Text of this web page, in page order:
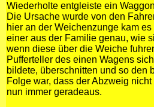
Wiederholte entgleiste ein
Die Ursache wurde von den
hier an der Weichenzunge kam
einer aus der Familie genau, wie
wenn diese über die Weiche
Pufferteller des einen Wagens
bildete, überschnitten und so den
Folge war, dass der Abzweig
nun immer geradeaus.